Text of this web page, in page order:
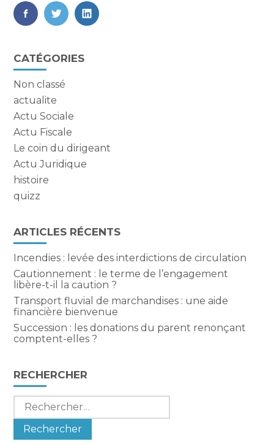
FaceBook
TwitterLinkedIn
Blog
sidebar
CATÉGORIES
Non classé
actualite
Actu Sociale
Actu Fiscale
Le coin du dirigeant
Actu Juridique
histoire
quizz
ARTICLES RÉCENTS
Incendies : levée des interdictions de circulation
Cautionnement : le terme de l’engagement
libère-t-il la caution ?
Transport fluvial de marchandises : une aide
financière bienvenue
Succession : les donations du parent renonçant
comptent-elles ?
RECHERCHER
Rechercher :